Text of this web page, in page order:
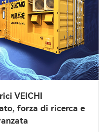
VEICHI
forza di ricerca e